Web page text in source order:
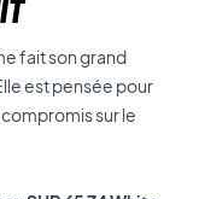
fait son grand
est pensée pour
sur le